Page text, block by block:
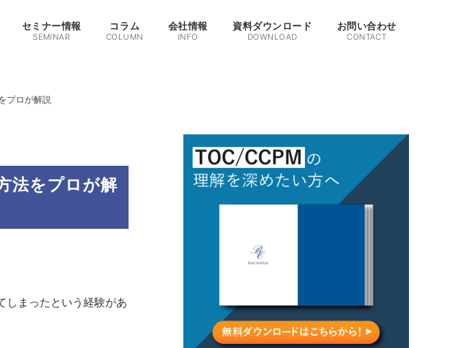
セミナー情報
SEMINAR
コラム
COLUMN
会社情報
INFO
資料ダウンロード
DOWNLOAD
お問い合わせ
CONTACT
プロが解説
法をプロが解
しまったという経験があ